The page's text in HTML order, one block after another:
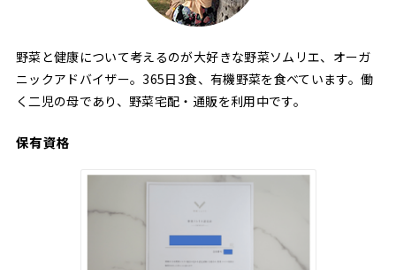
野菜と健康について考えるのが大好きな野菜ソムリエ、オーガ
ニックアドバイザー。365日3食、有機野菜を食べています。働
く二児の母であり、野菜宅配・通販を利用中です。
保有資格